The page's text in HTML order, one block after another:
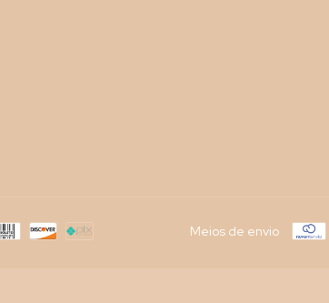
Meios de envio